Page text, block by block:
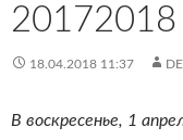
20172018
18.04.2018 11:37
В воскресенье, 1